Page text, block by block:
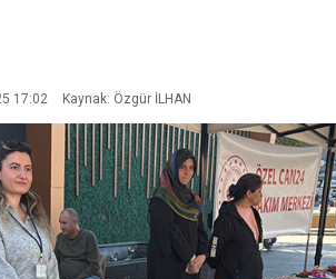
17:02 Kaynak: Özgür İLHAN